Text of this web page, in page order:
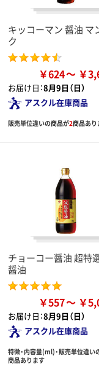
キッコーマン 醤油 マ
ク
￥624 ￥
お届け日：8月9日（日）
アスクル在庫商品
販売単位違いの商品が2商品あり
チョーコー醤油 超特
醤油
￥557 ￥
お届け日：8月9日（日）
アスクル在庫商品
特徴・内容量(ml)・販売単位違い
商品あります